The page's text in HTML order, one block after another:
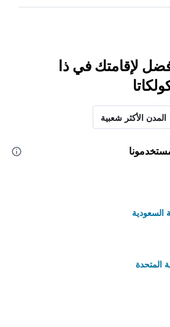
لإقامتك في ذا
المدن الأكثر شعبية
السعودية
المتحدة